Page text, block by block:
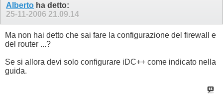
Alberto ha detto:
25-11-2006 21.09.14
Ma non hai detto che sai fare la configurazione del firewall e
del router ...?
Se si allora devi solo configurare iDC++ come indicato nella
guida.